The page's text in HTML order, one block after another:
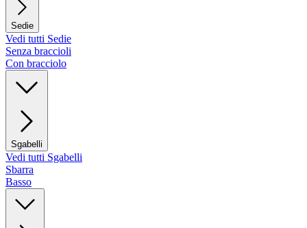
Sedie
Vedi tutti Sedie
Senza braccioli
Con bracciolo
Sgabelli
Vedi tutti Sgabelli
Sbarra
Basso